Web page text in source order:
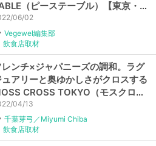
（ピーステーブル）【東京・渋
】 06/02
Vegewel編集部
飲食店取材
レンチ×ジャパニーズの調和。ラグ
ュアリーと奥ゆかしさがクロスする
CROSS TOKYO（モスクロス
ーキョー）【東京・赤坂】
04/13
千葉芽弓／Miyumi Chiba
飲食店取材